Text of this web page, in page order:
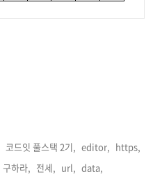
코드잇 풀스택 2기, editor, https,
구하라, 전세, url, data,